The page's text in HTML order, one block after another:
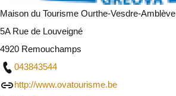
Maison du Tourisme Ourthe-Vesdre-Amblève
5A Rue de Louveigné
4920 Remouchamps
043843544
http://www.ovatourisme.be